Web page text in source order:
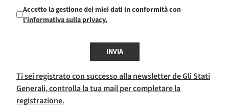
Accetto la gestione dei miei dati in conformità con
l'informativa sulla privacy.
INVIA
Ti sei registrato con successo alla newsletter de Gli Stati
Generali, controlla la tua mail per completare la
registrazione.